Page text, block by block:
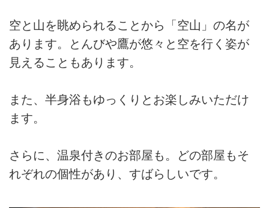
空と山を眺められることから「空山」の名が
あります。とんびや鷹が悠々と空を行く姿が
見えることもあります。
また、半身浴もゆっくりとお楽しみいただけ
ます。
さらに、温泉付きのお部屋も。どの部屋もそ
れぞれの個性があり、すばらしいです。